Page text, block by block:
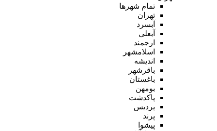
تمام شهر‌ها
تهران
آبسرد
آبعلی
ارجمند
اسلامشهر
اندیشه
باقرشهر
باغستان
بومهن
پاکدشت
پردیس
پرند
پیشوا